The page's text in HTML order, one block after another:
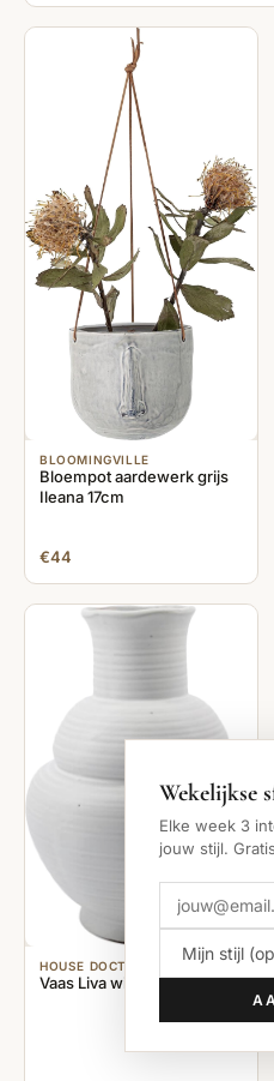
BLOOMINGVILLE
Bloempot aardewerk grijs
Ileana 17cm
€44
HOUSE DOCTOR
Vaas Liva wit 29cm
Wekelijkse
Elke week 3
jouw stijl.